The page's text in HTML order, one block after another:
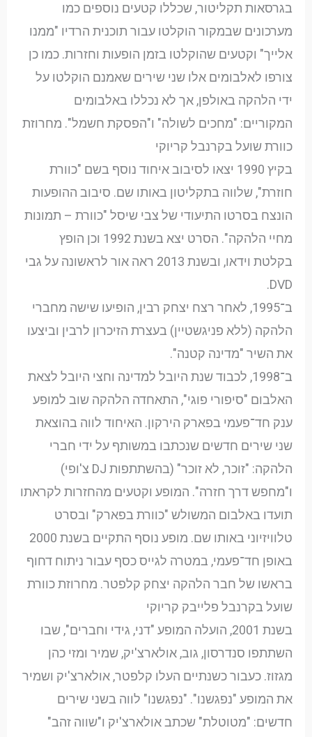
בגרסאות תקליטור, שכללו קטעים נוספים כמו
מערכונים שבמקור הוקלטו עבור תוכנית הרדיו "ממנו
אלייך" וקטעים שהוקלטו בזמן הופעות וחזרות. כמו כן
צורפו לאלבומים אלו שני שירים שאמנם הוקלטו על
ידי הלהקה באולפן, אך לא נכללו באלבומים
המקוריים: "מחכים לשולה" ו"הפסקת חשמל". מחרוזת
כוורת שועל בקרנבל קריוקי
בקיץ 1990 יצאו לסיבוב איחוד נוסף בשם "כוורת
חוזרת", שלווה בתקליטון באותו שם. סיבוב ההופעות
הונצח בסרטו התיעודי של צבי שיסל "כוורת – תמונות
מחיי הלהקה". הסרט יצא בשנת 1992 וכן הופץ
בקלטת וידאו, ובשנת 2013 ראה אור לראשונה על גבי
DVD.
ב־1995, לאחר רצח יצחק רבין, הופיעו שישה מחברי
הלהקה (ללא פניגשטיין) בעצרת הזיכרון לרבין וביצעו
את השיר "מדינה קטנה".
ב־1998, לכבוד שנת היובל למדינה וחצי היובל לצאת
האלבום "סיפורי פוגי", התאחדה הלהקה שוב למופע
ענק חד־פעמי בפארק הירקון. האיחוד לווה בהוצאת
שני שירים חדשים שנכתבו במשותף על ידי חברי
הלהקה: "זוכר, לא זוכר" (בהשתתפות DJ צ'ופי)
ו"מחפש דרך חזרה". המופע וקטעים מהחזרות לקראתו
תועדו באלבום המשולש "כוורת בפארק" ובסרט
טלוויזיוני באותו שם. מופע נוסף התקיים בשנת 2000
באופן חד־פעמי, במטרה לגייס כסף עבור ניתוח דחוף
בראשו של חבר הלהקה יצחק קלפטר. מחרוזת כוורת
שועל בקרנבל פלייבק קריוקי
בשנת 2001, הועלה המופע "דני, גידי וחברים", שבו
השתתפו סנדרסון, גוב, אולארצ'יק, שמיר ומזי כהן
מגזוז. כעבור כשנתיים העלו קלפטר, אולארצ'יק ושמיר
את המופע "נפגשנו". "נפגשנו" לווה בשני שירים
חדשים: "מטוטלת" שכתב אולארצ'יק ו"שווה זהב"